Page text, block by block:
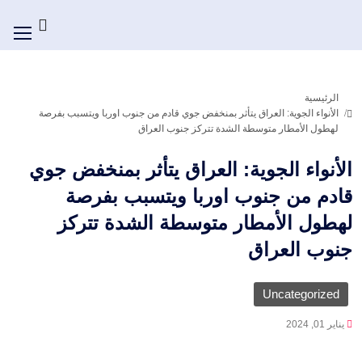
الرئيسية
الأنواء الجوية: العراق يتأثر بمنخفض جوي قادم من جنوب اوربا ويتسبب بفرصة
لهطول الأمطار متوسطة الشدة تتركز جنوب العراق
الأنواء الجوية: العراق يتأثر بمنخفض جوي
قادم من جنوب اوربا ويتسبب بفرصة
لهطول الأمطار متوسطة الشدة تتركز
جنوب العراق
Uncategorized
يناير 01, 2024